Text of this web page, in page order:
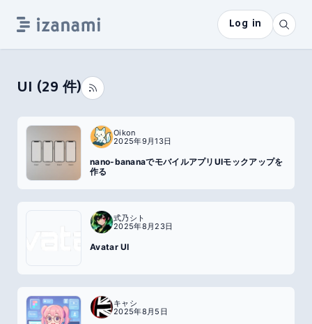
Log in
UI (29 件)
Oikon
2025年9月13日
nano-bananaでモバイルアプリUIモックアップを
作る
式乃シト
2025年8月23日
Avatar UI
キャシ
2025年8月5日